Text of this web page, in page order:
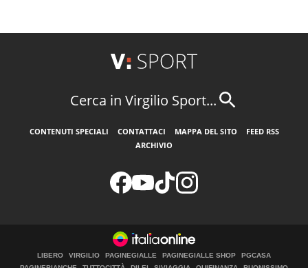
Cerca in Virgilio Sport...
CONTENUTI SPECIALI CONTATTACI MAPPA DEL SITO
FEED RSS
ARCHIVIO
LIBERO VIRGILIO PAGINEGIALLE PAGINEGIALLE SHOP
PGCASA